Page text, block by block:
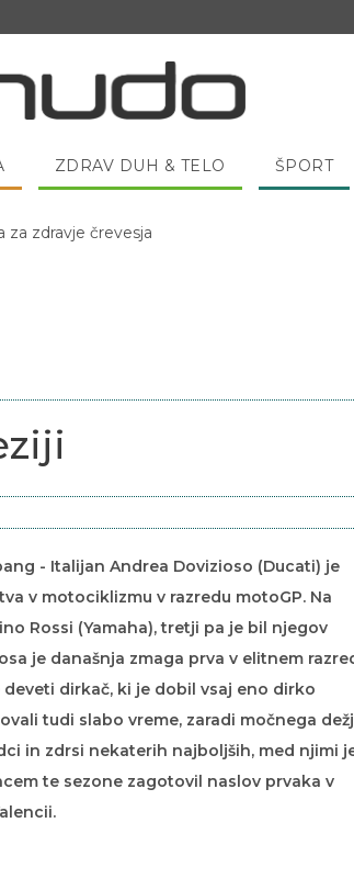
ZDRAV DUH & TELO ŠPORT
za zdravje črevesja
- Italijan Andrea Dovizioso (Ducati) je
v motociklizmu v razredu motoGP. Na
Rossi (Yamaha), tretji pa je bil njegov
je današnja zmaga prva v elitnem
dirkač, ki je dobil vsaj eno dirko
tudi slabo vreme, zaradi močnega
in zdrsi nekaterih najboljših, med njimi
te sezone zagotovil naslov prvaka v